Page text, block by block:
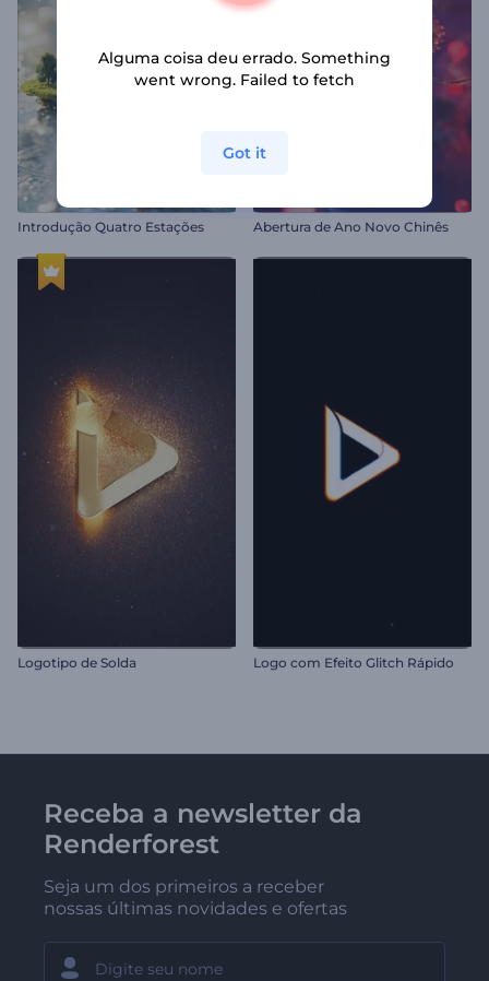
Introdução Quatro Estações Abertura de Ano Novo Chinês
Logotipo de Solda Logo com Efeito Glitch Rápido
Receba a newsletter da
Renderforest
Seja um dos primeiros a receber
nossas últimas novidades e ofertas
Alguma coisa deu errado. Something
went wrong. Failed to fetch
Got it